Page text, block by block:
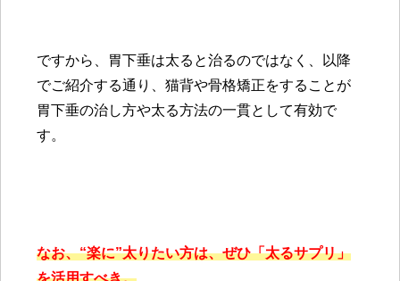
ですから、胃下垂は太ると治るのではなく、以降
でご紹介する通り、猫背や骨格矯正をすることが
胃下垂の治し方や太る方法の一貫として有効で
す。
なお、“楽に”太りたい方は、ぜひ「太るサプリ」